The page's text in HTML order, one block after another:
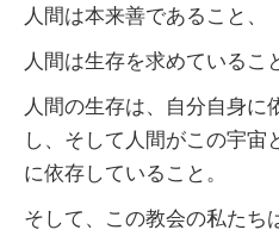
人間は本来善であること、
人間は生存を求めているこ
人間の生存は、自分自身
し、そして人間がこの宇宙
に依存していること。
そして、この教会の私たち